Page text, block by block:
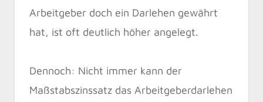
Arbeitgeber doch ein Darlehen gewährt
hat, ist oft deutlich höher angelegt.
Dennoch: Nicht immer kann der
Maßstabszinssatz das Arbeitgeberdarlehen